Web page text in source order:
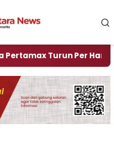
Turun Per Hari Ini,